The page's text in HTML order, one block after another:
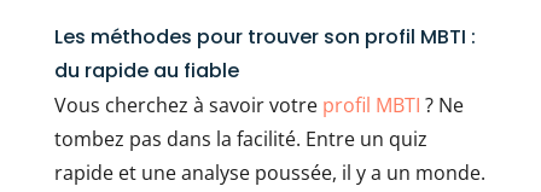
Les méthodes pour trouver son profil MBTI :
du rapide au fiable
Vous cherchez à savoir votre profil MBTI ? Ne
tombez pas dans la facilité. Entre un quiz
rapide et une analyse poussée, il y a un monde.